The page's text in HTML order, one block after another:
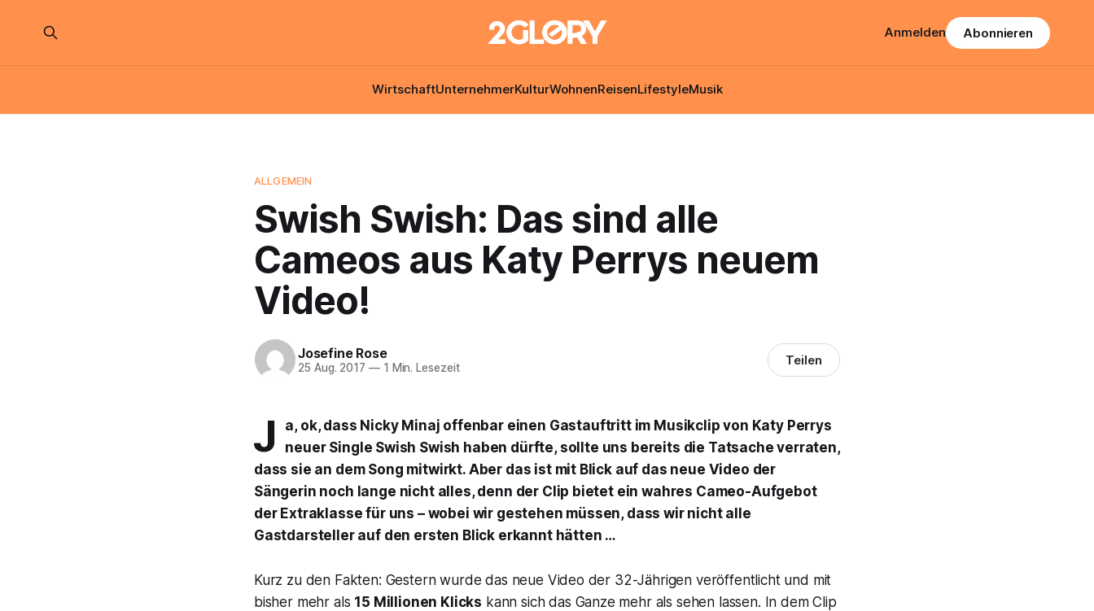
WirtschaftUnternehmerKulturWohnenReisenLifestyleMusik
Anmelden Abonnieren
ALLGEMEIN
Swish Swish: Das sind alle
Cameos aus Katy Perrys neuem
Video!
Josefine Rose
25 Aug. 2017 —1 Min. Lesezeit Teilen
J
a, ok, dass Nicky Minaj offenbar einen Gastauftritt im Musikclip von Katy Perrys
neuer Single Swish Swish haben dürfte, sollte uns bereits die Tatsache verraten,
dass sie an dem Song mitwirkt. Aber das ist mit Blick auf das neue Video der
Sängerin noch lange nicht alles, denn der Clip bietet ein wahres Cameo-Aufgebot
der Extraklasse für uns – wobei wir gestehen müssen, dass wir nicht alle
Gastdarsteller auf den ersten Blick erkannt hätten …
Kurz zu den Fakten: Gestern wurde das neue Video der 32-Jährigen veröffentlicht und mit
bisher mehr als 15 Millionen Klicks kann sich das Ganze mehr als sehen lassen. In dem Clip